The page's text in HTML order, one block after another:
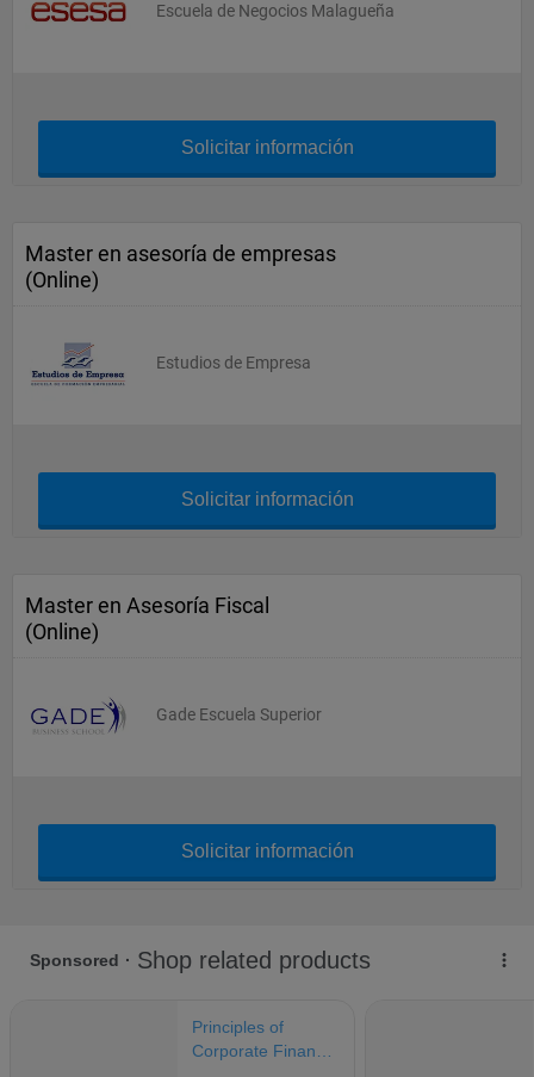
Escuela de Negocios Malagueña
Solicitar información
Master en asesoría de empresas
(Online)
Estudios de Empresa
Solicitar información
Master en Asesoría Fiscal
(Online)
Gade Escuela Superior
Solicitar información